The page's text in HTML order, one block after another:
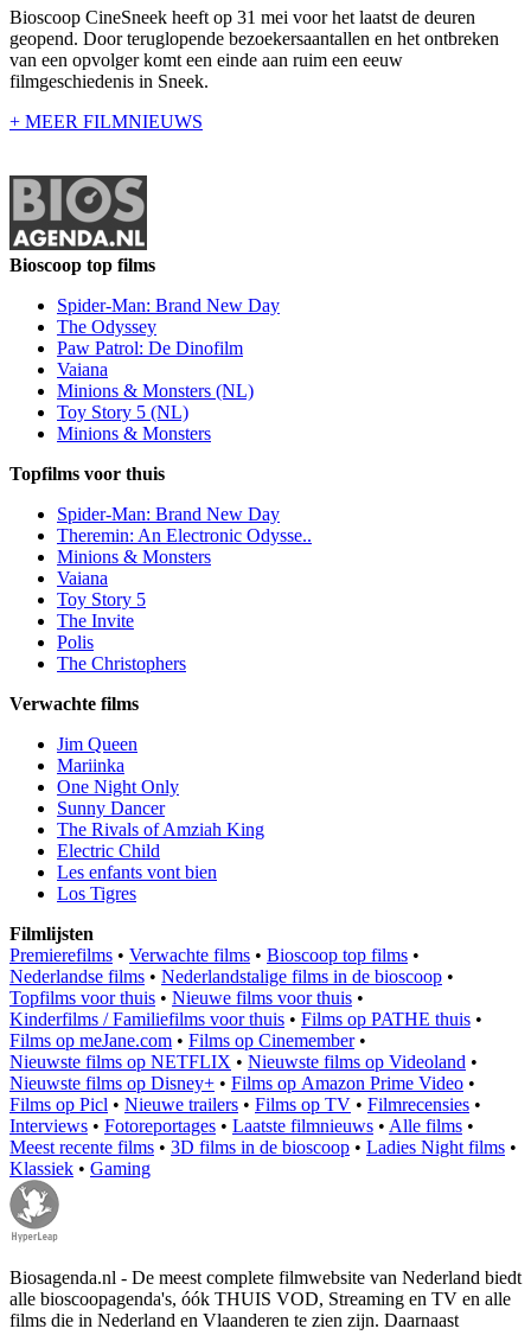
Bioscoop CineSneek heeft op 31 mei voor het laatst de deuren
geopend. Door teruglopende bezoekersaantallen en het ontbreken
van een opvolger komt een einde aan ruim een eeuw
filmgeschiedenis in Sneek.
+ MEER FILMNIEUWS
Bioscoop top films
Spider-Man: Brand New Day
The Odyssey
Paw Patrol: De Dinofilm
Vaiana
Minions & Monsters (NL)
Toy Story 5 (NL)
Minions & Monsters
Topfilms voor thuis
Spider-Man: Brand New Day
Theremin: An Electronic Odysse..
Minions & Monsters
Vaiana
Toy Story 5
The Invite
Polis
The Christophers
Verwachte films
Jim Queen
Mariinka
One Night Only
Sunny Dancer
The Rivals of Amziah King
Electric Child
Les enfants vont bien
Los Tigres
Filmlijsten
Premierefilms • Verwachte films • Bioscoop top films •
Nederlandse films • Nederlandstalige films in de bioscoop •
Topfilms voor thuis • Nieuwe films voor thuis •
Kinderfilms / Familiefilms voor thuis • Films op PATHE thuis •
Films op meJane.com • Films op Cinemember•
Nieuwste films op NETFLIX • Nieuwste films op Videoland •
Nieuwste films op Disney+ • Films op Amazon Prime Video •
Films op Picl • Nieuwe trailers • Films op TV • Filmrecensies •
Interviews • Fotoreportages • Laatste filmnieuws • Alle films •
Meest recente films • 3D films in de bioscoop • Ladies Night films •
Klassiek • Gaming
Biosagenda.nl - De meest complete filmwebsite van Nederland biedt
alle bioscoopagenda's, óók THUIS VOD, Streaming en TV en alle
films die in Nederland en Vlaanderen te zien zijn. Daarnaast